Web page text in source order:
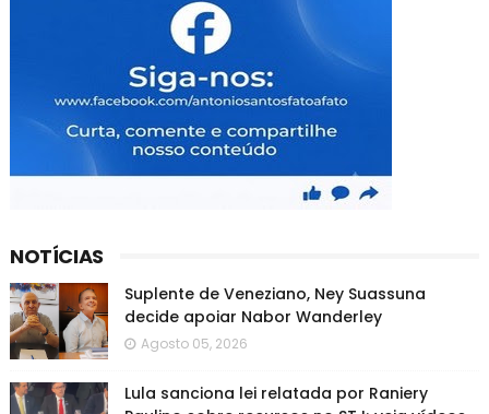
NOTÍCIAS
Suplente de Veneziano, Ney Suassuna
decide apoiar Nabor Wanderley
Agosto 05, 2026
Lula sanciona lei relatada por Raniery